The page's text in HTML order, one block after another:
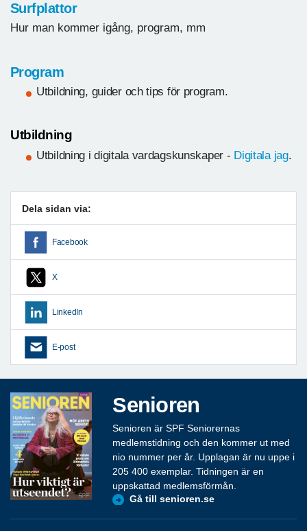
Surfplattor
Hur man kommer igång, program, mm
Program
Utbildning, guider och tips för program.
Utbildning
Utbildning i digitala vardagskunskaper - Digitala jag.
Dela sidan via:
Facebook
X
LinkedIn
E-post
Senioren
Senioren är SPF Seniorernas
medlemstidning och den kommer ut med
nio nummer per år. Upplagan är nu uppe i
205 400 exemplar. Tidningen är en
uppskattad medlemsförmån.
Gå till senioren.se